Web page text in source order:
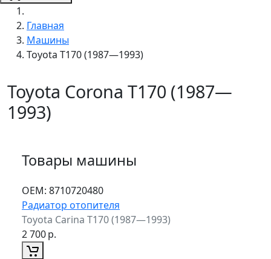
Главная
Машины
Toyota T170 (1987—1993)
Toyota Corona T170 (1987—
1993)
Товары машины
ОЕМ: 8710720480
Радиатор отопителя
Toyota Carina T170 (1987—1993)
2 700р.